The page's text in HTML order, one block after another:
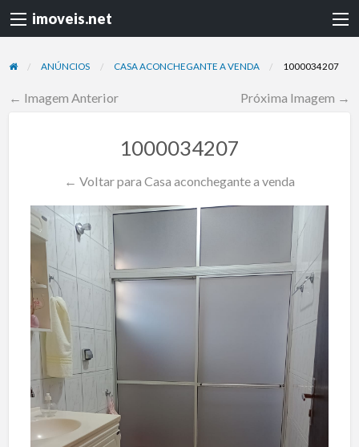
imoveis.net
ANÚNCIOS CASA ACONCHEGANTE A VENDA 1000034207
← Imagem Anterior Próxima Imagem →
1000034207
← Voltar para Casa aconchegante a venda